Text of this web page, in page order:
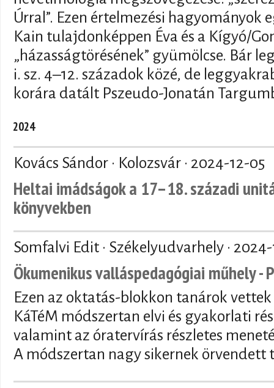
Úrral”. Ezen értelmezési hagyományok
Kain tulajdonképpen Éva és a Kígyó/
„házasságtörésének” gyümölcse. Bár
i. sz. 4–12. századok közé, de
korára datált Pszeudo-Jonatán
2024
Kovács Sándor · Kolozsvár · 2024-12-05
Heltai imádságok a 17–18. századi
könyvekben
Somfalvi Edit · Székelyudvarhely ·
Ökumenikus valláspedagógiai műhely -
Ezen az oktatás-blokkon tanárok
KáTéM módszertan elvi és gyakorlati
valamint az óratervírás részletes
A módszertan nagy sikernek örvendett